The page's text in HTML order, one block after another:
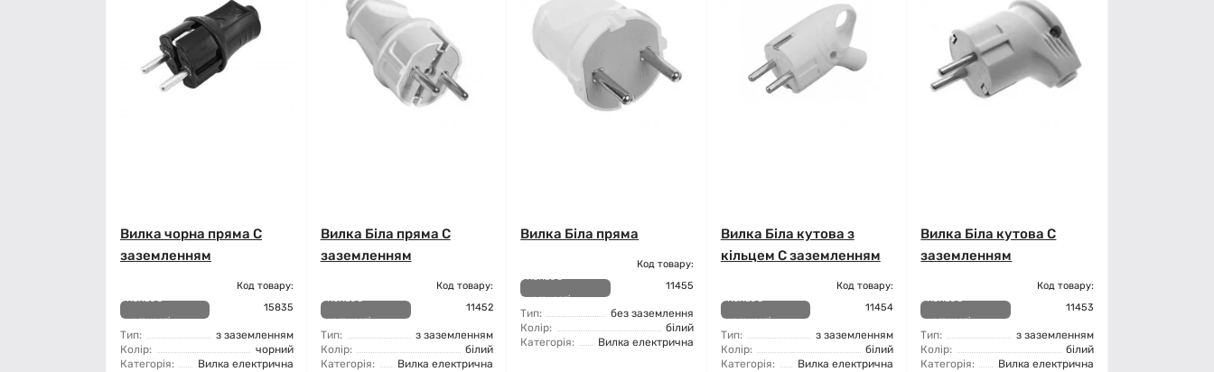
Вилка чорна пряма C
заземленням
Немає в
наявності
Код товару:
15835
Тип:
з заземленням
Колір:
чорний
Категорія:
Вилка електрична
Вилка Біла пряма C
заземленням
Немає в
наявності
Код товару:
11452
Тип:
з заземленням
Колір:
білий
Категорія:
Вилка електрична
Вилка Біла пряма
Немає в
наявності
Код товару:
11455
Тип:
без заземлення
Колір:
білий
Категорія:
Вилка електрична
Вилка Біла кутова з
кільцем C заземленням
Немає в
наявності
Код товару:
11454
Тип:
з заземленням
Колір:
білий
Категорія:
Вилка електрична
Вилка Біла кутова C
заземленням
Немає в
наявності
Код товару:
11453
Тип:
з заземленням
Колір:
білий
Категорія:
Вилка електрична